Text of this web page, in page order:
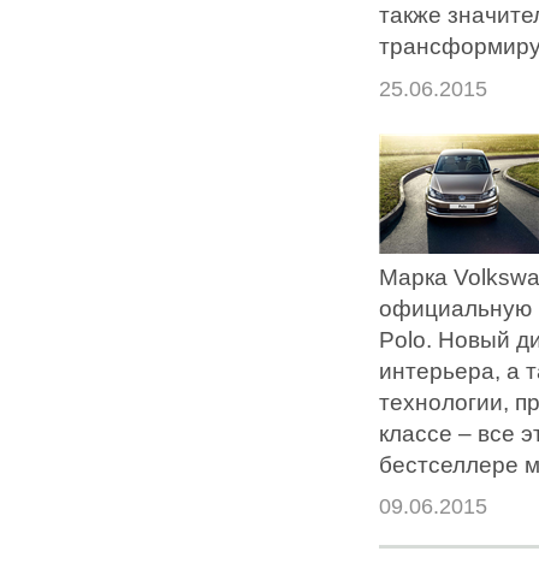
также
25.06.2015
Марка
официальную
Polo. Новый
интерьера, а
технологии,
классе – все
бестселлере
09.06.2015